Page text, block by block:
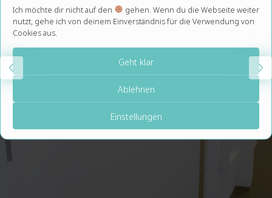
Ich möchte dir nicht auf den
gehen. Wenn du die Webseite weiter
nutzt, gehe ich von deinem Einverständnis für die Verwendung von
Cookies aus.
Geht klar
Ablehnen
Einstellungen